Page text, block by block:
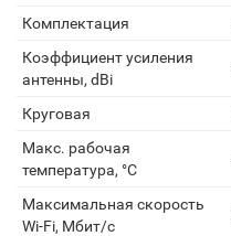
Комплектация
Коэффициент усиления
антенны, dBi
Круговая
Макс. рабочая
температура, °С
Максимальная скорость
Wi-Fi, Мбит/с